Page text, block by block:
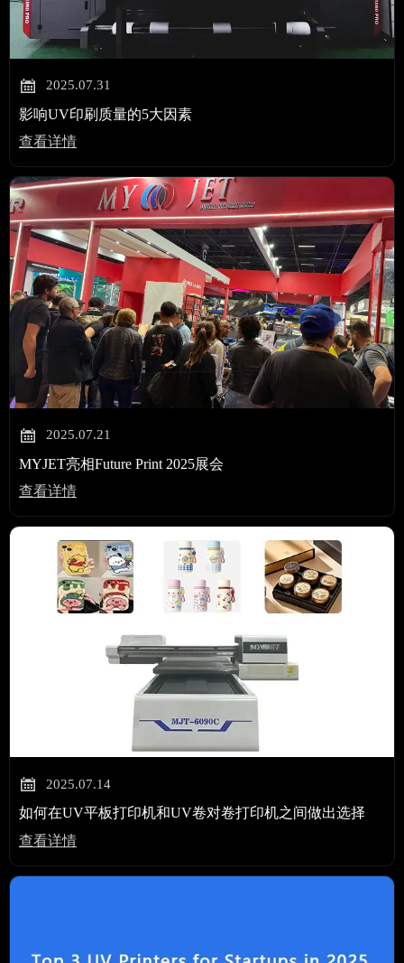
 2025.07.31
影响UV印刷质量的5大因素
查看详情
 2025.07.21
MYJET亮相Future Print 2025展会
查看详情
 2025.07.14
如何在UV平板打印机和UV卷对卷打印机之间做出选择
查看详情